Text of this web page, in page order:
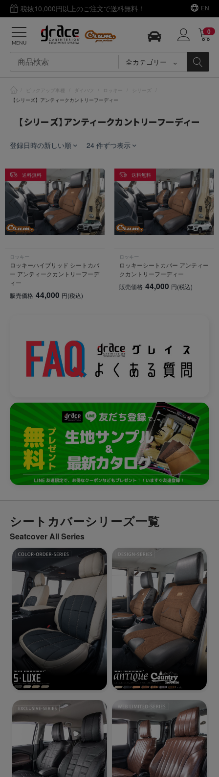
税抜10,000円以上のご注文で送料無料！ EN
全カテゴリー
0
MENU
ピックアップ車種 ダイハツ ロッキー シリーズ
【シリーズ】アンティークカントリーフーディー
【シリーズ】アンティークカントリーフーディー
登録日時の新しい順 24 件ずつ表示
送料無料
ロッキー
ロッキーハイブリッド シートカバ
ー アンティークカントリーフーデ
ィー
販売価格 44,000 円(税込)
送料無料
ロッキー
ロッキーシートカバー アンティー
クカントリーフーディー
販売価格 44,000 円(税込)
シートカバーシリーズ一覧
Seatcover All Series